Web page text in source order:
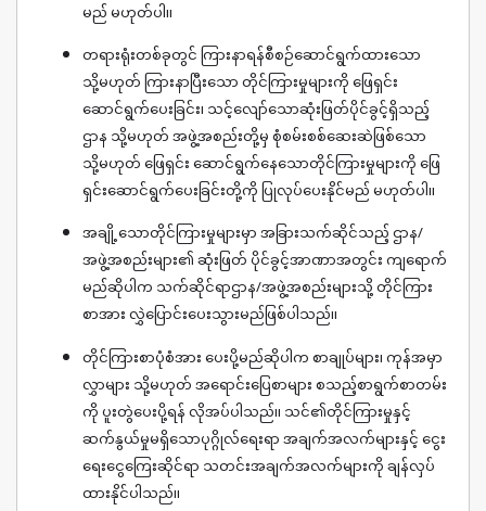
မည် မဟုတ်ပါ။
တရားရုံးတစ်ခုတွင် ကြားနာရန်စီစဉ်ဆောင်ရွက်ထားသော
သို့မဟုတ် ကြားနာပြီးသော တိုင်ကြားမှုများကို ဖြေရှင်း
ဆောင်ရွက်ပေးခြင်း၊ သင့်လျော်သောဆုံးဖြတ်ပိုင်ခွင့်ရှိသည့်
ဌာန သို့မဟုတ် အဖွဲ့အစည်းတို့မှ စုံစမ်းစစ်ဆေးဆဲဖြစ်သော
သို့မဟုတ် ဖြေရှင်း ဆောင်ရွက်နေသောတိုင်ကြားမှုများကို ဖြေ
ရှင်းဆောင်ရွက်ပေးခြင်းတို့ကို ပြုလုပ်ပေးနိုင်မည် မဟုတ်ပါ။
အချို့သောတိုင်ကြားမှုများမှာ အခြားသက်ဆိုင်သည့် ဌာန/
အဖွဲ့အစည်းများ၏ ဆုံးဖြတ် ပိုင်ခွင့်အာဏာအတွင်း ကျရောက်
မည်ဆိုပါက သက်ဆိုင်ရာဌာန/အဖွဲ့အစည်းများသို့ တိုင်ကြား
စာအား လွှဲပြောင်းပေးသွားမည်ဖြစ်ပါသည်။
တိုင်ကြားစာပုံစံအား ပေးပို့မည်ဆိုပါက စာချုပ်များ၊ ကုန်အမှာ
လွှာများ သို့မဟုတ် အရောင်းပြေစာများ စသည့်စာရွက်စာတမ်း
ကို ပူးတွဲပေးပို့ရန် လိုအပ်ပါသည်။ သင်၏တိုင်ကြားမှုနှင့်
ဆက်နွယ်မှုမရှိသောပုဂ္ဂိုလ်ရေးရာ အချက်အလက်များနှင့် ငွေး
ရေးငွေကြေးဆိုင်ရာ သတင်းအချက်အလက်များကို ချန်လှပ်
ထားနိုင်ပါသည်။